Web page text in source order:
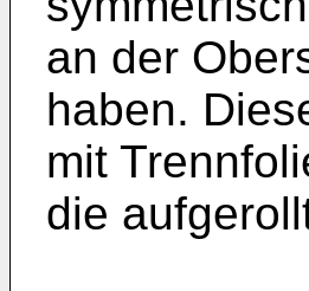
an der
haben.
mit
die